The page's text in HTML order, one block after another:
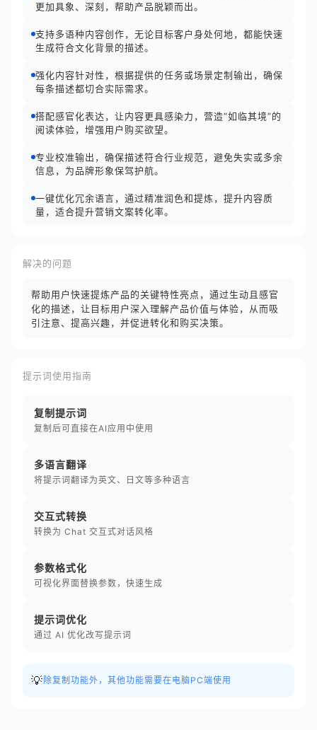
更加具象、深刻，帮助产品脱颖而出。
支持多语种内容创作，无论目标客户身处何地，都能快速
生成符合文化背景的描述。
强化内容针对性，根据提供的任务或场景定制输出，确保
每条描述都切合实际需求。
搭配感官化表达，让内容更具感染力，营造“如临其境”的
阅读体验，增强用户购买欲望。
专业校准输出，确保描述符合行业规范，避免失实或多余
信息，为品牌形象保驾护航。
一键优化冗余语言，通过精准润色和提炼，提升内容质
量，适合提升营销文案转化率。
解决的问题
帮助用户快速提炼产品的关键特性亮点，通过生动且感官
化的描述，让目标用户深入理解产品价值与体验，从而吸
引注意、提高兴趣，并促进转化和购买决策。
提示词使用指南
复制提示词
复制后可直接在AI应用中使用
多语言翻译
将提示词翻译为英文、日文等多种语言
交互式转换
转换为 Chat 交互式对话风格
参数格式化
可视化界面替换参数，快速生成
提示词优化
通过 AI 优化改写提示词
💡 除复制功能外，其他功能需要在电脑PC端使用